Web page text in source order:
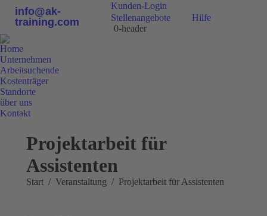
info@ak-
training.com
Kunden-Login
Stellenangebote
Hilfe
0-header
Home
Unternehmen
Arbeitsuchende
Kostenträger
Standorte
über uns
Kontakt
Projektarbeit für
Assistenten
Sie befinden sich hier:
Start Veranstaltung Projektarbeit für Assistenten